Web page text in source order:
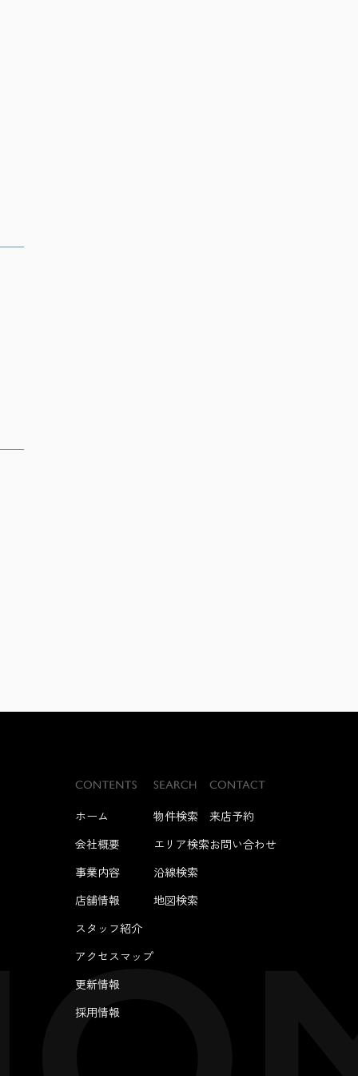
ホーム
会社概要
事業内容
店舗情報
スタッフ紹介
アクセスマップ
更新情報
採用情報
物件検索
エリア検索
沿線検索
地図検索
来店予約
お問い合わせ